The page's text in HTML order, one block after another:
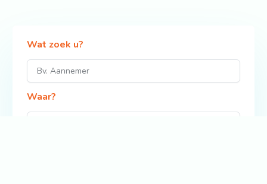
Wat zoek u?
Waar?